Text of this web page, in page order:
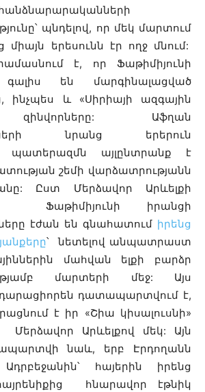
պնդելով, որ մեկ մարտում
միայն երեսունն էր ողջ մնում:
է, որ Ֆաթիմիյունի
գալիս են մարգինալացված
ինչպես և «Սիրիայի ազգային
Աֆղան
նրանց երերուն
պատերազմն այլընտրանք է
շեմի վարձատրությանն
Ըստ Մերձավոր Արևելքի
Ֆաթիմիյունի իրանցի
էժան են գնահատում իրենց
՝ նետելով անպատրաստ
մահվան ելքի բարձր
մարտերի մեջ: Այս
դատապարտվում է,
է իր «Շիա կիսալուսնի»
Մերձավոր Արևելքով մեկ: Այն
նաև, երբ Էրդողանն
հայերին իրենց
հնարավոր էթնիկ